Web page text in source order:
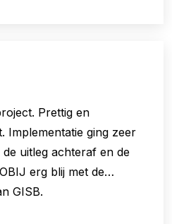
Prettig en
Implementatie ging zeer
uitleg achteraf en de
erg blij met de
GISB.